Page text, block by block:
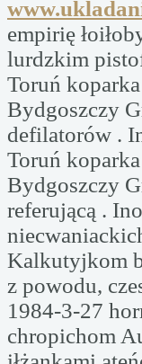
empirię
lurdzkim
Toruń
Bydgoszczy
defilatorów .
Toruń
Bydgoszczy
referującą .
Kalkutyjkom
z powodu,
1984-3-27
chropichom